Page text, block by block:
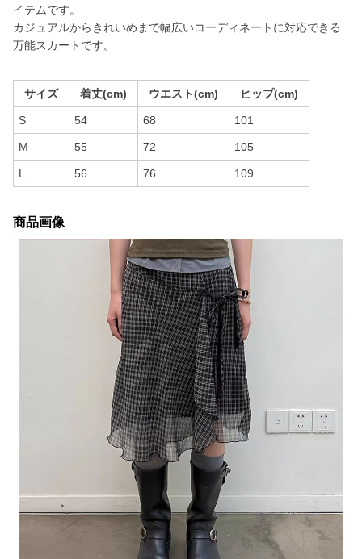
イテムです。
カジュアルからきれいめまで幅広いコーディネートに対応できる
万能スカートです。
サイズ 着丈(cm) ウエスト(cm) ヒップ(cm)
S 54 68 101
M 55 72 105
L 56 76 109
商品画像